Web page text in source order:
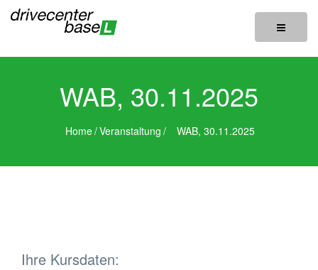
Toggle
WAB, 30.11.2025
Home/Veranstaltung / WAB, 30.11.2025
Ihre Kursdaten: